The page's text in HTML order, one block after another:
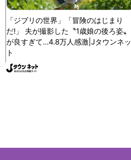
「ジブリの世界」「冒険のはじまり
だ!」 夫が撮影した〝1歳娘の後ろ姿〟
が良すぎて...4.8万人感激|Jタウンネッ
ト